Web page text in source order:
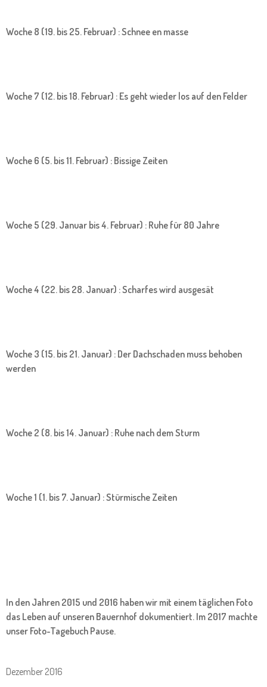
Woche 8 (19. bis 25. Februar) : Schnee en masse
Woche 7 (12. bis 18. Februar) : Es geht wieder los auf den Felder
Woche 6 (5. bis 11. Februar) : Bissige Zeiten
Woche 5 (29. Januar bis 4. Februar) : Ruhe für 80 Jahre
Woche 4 (22. bis 28. Januar) : Scharfes wird ausgesät
Woche 3 (15. bis 21. Januar) : Der Dachschaden muss behoben
werden
Woche 2 (8. bis 14. Januar) : Ruhe nach dem Sturm
Woche 1 (1. bis 7. Januar) : Stürmische Zeiten
In den Jahren 2015 und 2016 haben wir mit einem täglichen Foto
das Leben auf unseren Bauernhof dokumentiert. Im 2017 machte
unser Foto-Tagebuch Pause.
Dezember 2016